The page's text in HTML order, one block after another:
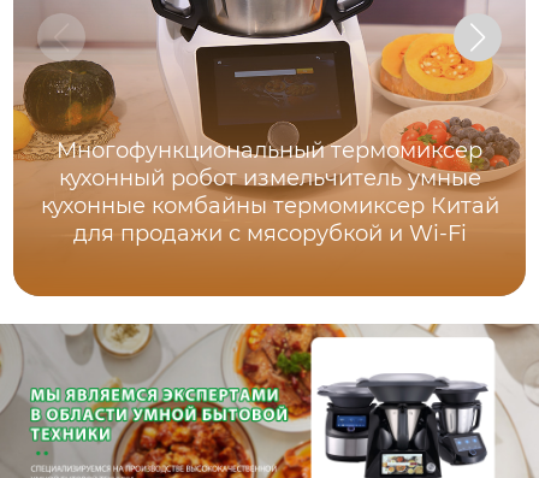
Многофункциональный термомиксер
кухонный робот измельчитель умные
кухонные комбайны термомиксер Китай
для продажи с мясорубкой и Wi-Fi